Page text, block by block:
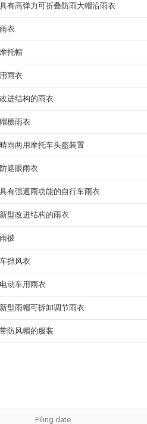
有高弹力可折叠防雨大帽沿雨衣
衣
托帽
雨衣
进结构的雨衣
檐雨衣
雨两用摩托车头盔装置
遮眼雨衣
有强遮雨功能的自行车雨衣
型改进结构的雨衣
披
挡风衣
动车用雨衣
型雨帽可拆卸调节雨衣
防风帽的服装
Filing date